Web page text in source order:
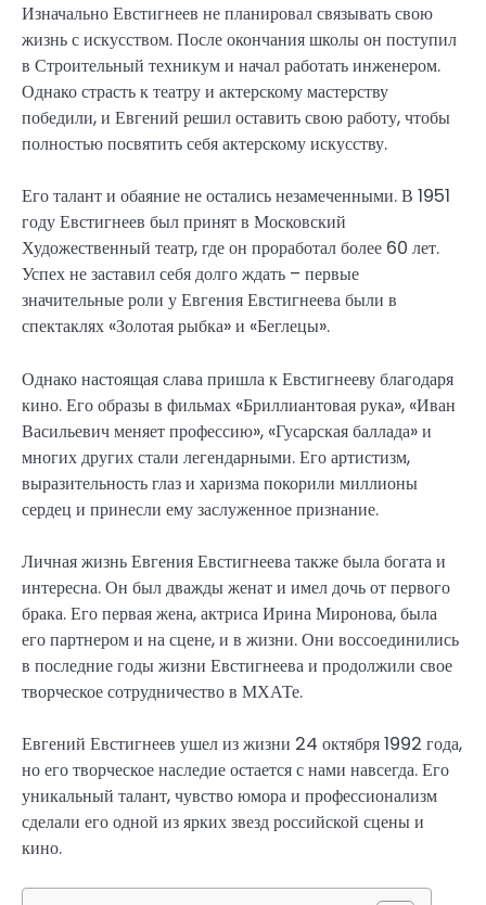
Изначально Евстигнеев не планировал связывать свою
жизнь с искусством. После окончания школы он поступил
в Строительный техникум и начал работать инженером.
Однако страсть к театру и актерскому мастерству
победили, и Евгений решил оставить свою работу, чтобы
полностью посвятить себя актерскому искусству.
Его талант и обаяние не остались незамеченными. В 1951
году Евстигнеев был принят в Московский
Художественный театр, где он проработал более 60 лет.
Успех не заставил себя долго ждать – первые
значительные роли у Евгения Евстигнеева были в
спектаклях «Золотая рыбка» и «Беглецы».
Однако настоящая слава пришла к Евстигнееву благодаря
кино. Его образы в фильмах «Бриллиантовая рука», «Иван
Васильевич меняет профессию», «Гусарская баллада» и
многих других стали легендарными. Его артистизм,
выразительность глаз и харизма покорили миллионы
сердец и принесли ему заслуженное признание.
Личная жизнь Евгения Евстигнеева также была богата и
интересна. Он был дважды женат и имел дочь от первого
брака. Его первая жена, актриса Ирина Миронова, была
его партнером и на сцене, и в жизни. Они воссоединились
в последние годы жизни Евстигнеева и продолжили свое
творческое сотрудничество в МХАТе.
Евгений Евстигнеев ушел из жизни 24 октября 1992 года,
но его творческое наследие остается с нами навсегда. Его
уникальный талант, чувство юмора и профессионализм
сделали его одной из ярких звезд российской сцены и
кино.